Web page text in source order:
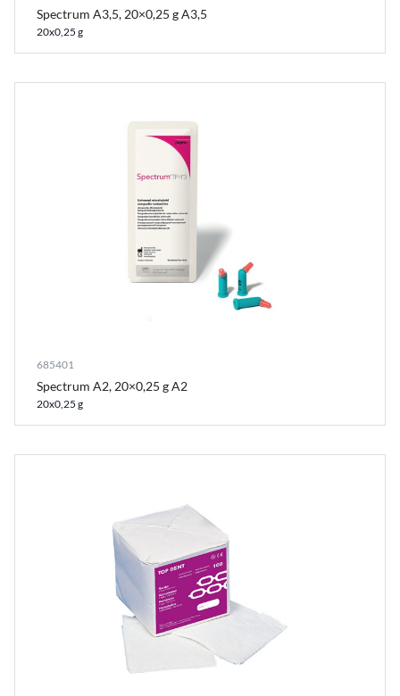
Spectrum A3,5, 20×0,25 g A3,5
20x0,25 g
685401
Spectrum A2, 20×0,25 g A2
20x0,25 g